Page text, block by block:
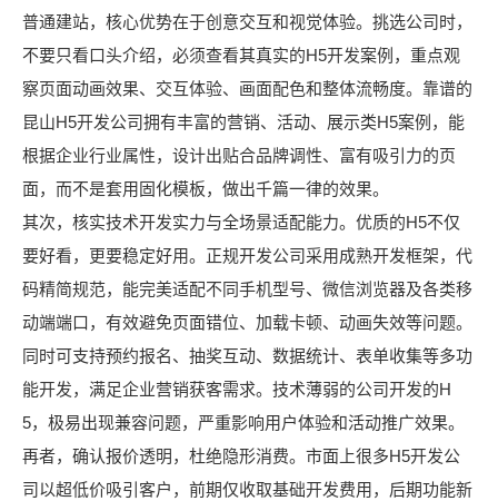
普通建站，核心优势在于创意交互和视觉体验。挑选公司时，
不要只看口头介绍，必须查看其真实的H5开发案例，重点观
察页面动画效果、交互体验、画面配色和整体流畅度。靠谱的
昆山H5开发公司拥有丰富的营销、活动、展示类H5案例，能
根据企业行业属性，设计出贴合品牌调性、富有吸引力的页
面，而不是套用固化模板，做出千篇一律的效果。
其次，核实技术开发实力与全场景适配能力。优质的H5不仅
要好看，更要稳定好用。正规开发公司采用成熟开发框架，代
码精简规范，能完美适配不同手机型号、微信浏览器及各类移
动端端口，有效避免页面错位、加载卡顿、动画失效等问题。
同时可支持预约报名、抽奖互动、数据统计、表单收集等多功
能开发，满足企业营销获客需求。技术薄弱的公司开发的H
5，极易出现兼容问题，严重影响用户体验和活动推广效果。
再者，确认报价透明，杜绝隐形消费。市面上很多H5开发公
司以超低价吸引客户，前期仅收取基础开发费用，后期功能新